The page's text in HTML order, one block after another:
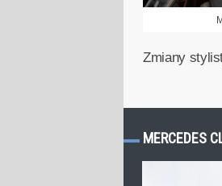
Zmiany
MERCEDES